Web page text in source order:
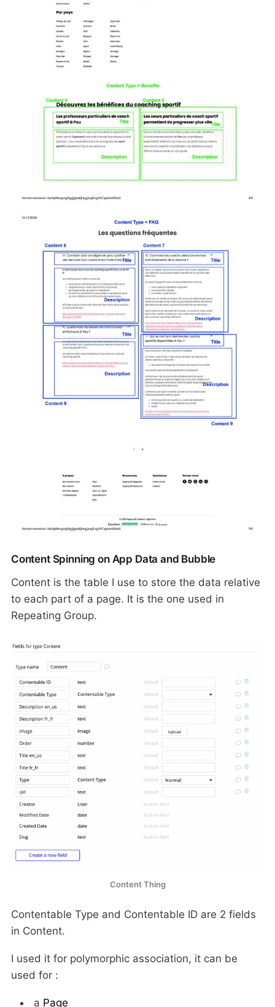
Content Spinning on App Data and Bubble
Content is the table I use to store the data relative
to each part of a page. It is the one used in
Repeating Group.
Content Thing
Contentable Type and Contentable ID are 2 fields
in Content.
I used it for polymorphic association, it can be
used for :
a Page